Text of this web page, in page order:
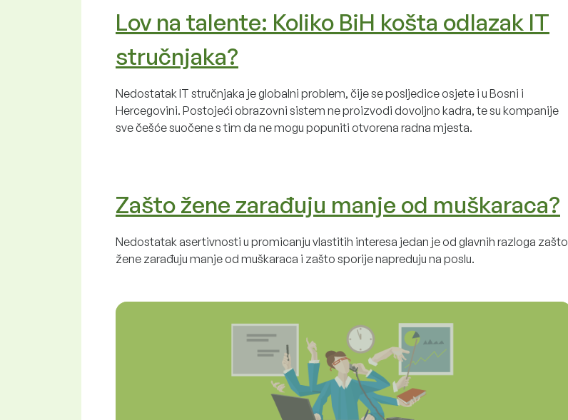
Lov na talente: Koliko BiH košta odlazak IT
stručnjaka?
Nedostatak IT stručnjaka je globalni problem, čije se posljedice osjete i u Bosni i
Hercegovini. Postojeći obrazovni sistem ne proizvodi dovoljno kadra, te su kompanije
sve češće suočene s tim da ne mogu popuniti otvorena radna mjesta.
Zašto žene zarađuju manje od muškaraca?
Nedostatak asertivnosti u promicanju vlastitih interesa jedan je od glavnih razloga zašto
žene zarađuju manje od muškaraca i zašto sporije napreduju na poslu.